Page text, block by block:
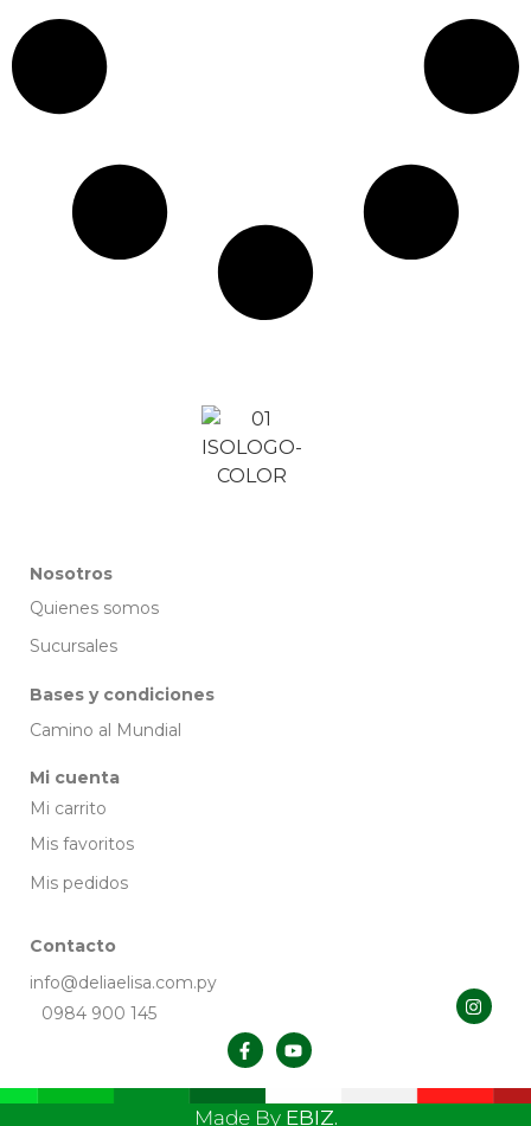
Nosotros
Quienes somos
Sucursales
Bases y condiciones
Camino al Mundial
Mi cuenta
Mi carrito
Mis favoritos
Mis pedidos
Contacto
info@deliaelisa.com.py
0984 900 145
Made By EBIZ.